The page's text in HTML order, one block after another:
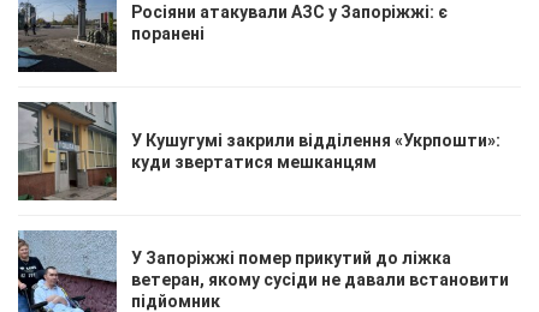
Росіяни атакували АЗС у Запоріжжі: є
поранені
У Кушугумі закрили відділення «Укрпошти»:
куди звертатися мешканцям
У Запоріжжі помер прикутий до ліжка
ветеран, якому сусіди не давали встановити
підйомник